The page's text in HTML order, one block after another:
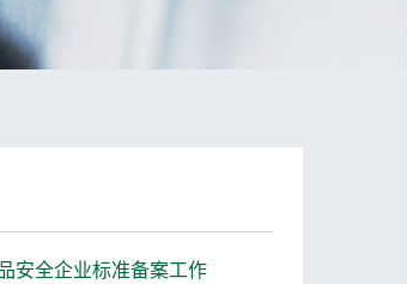
安全企业标准备案工作